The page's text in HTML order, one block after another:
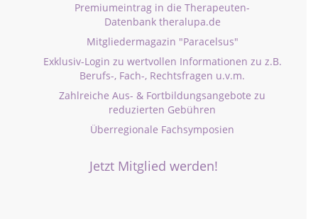
Premiumeintrag in die Therapeuten-
Datenbank theralupa.de
Mitgliedermagazin "Paracelsus"
Exklusiv-Login zu wertvollen Informationen zu z.B.
Berufs-, Fach-, Rechtsfragen u.v.m.
Zahlreiche Aus- & Fortbildungsangebote zu
reduzierten Gebühren
Überregionale Fachsymposien
Jetzt Mitglied werden!